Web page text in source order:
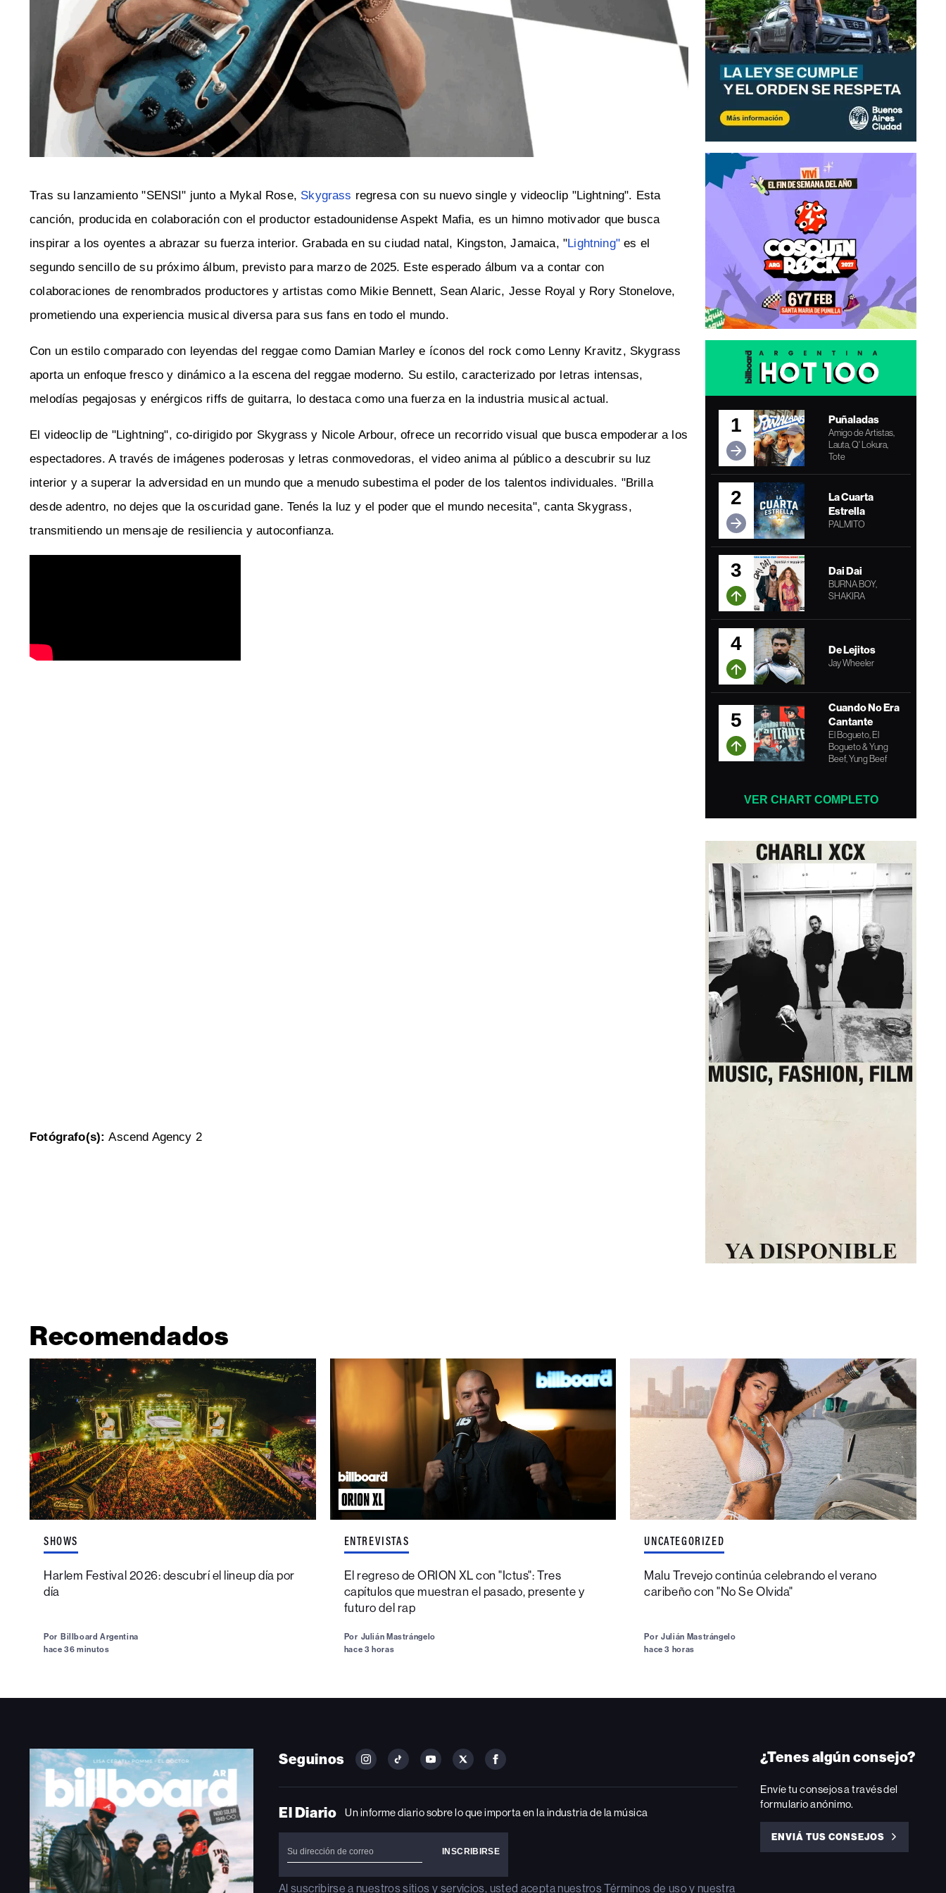
Tras su lanzamiento "SENSI" junto a Mykal Rose, Skygrass regresa con su nuevo single y videoclip "Lightning". Esta
canción, producida en colaboración con el productor estadounidense Aspekt Mafia, es un himno motivador que busca
inspirar a los oyentes a abrazar su fuerza interior. Grabada en su ciudad natal, Kingston, Jamaica, "Lightning"es el
segundo sencillo de su próximo álbum, previsto para marzo de 2025. Este esperado álbum va a contar con
colaboraciones de renombrados productores y artistas como Mikie Bennett, Sean Alaric, Jesse Royal y Rory Stonelove,
prometiendo una experiencia musical diversa para sus fans en todo el mundo.
Con un estilo comparado con leyendas del reggae como Damian Marley e íconos del rock como Lenny Kravitz, Skygrass
aporta un enfoque fresco y dinámico a la escena del reggae moderno. Su estilo, caracterizado por letras intensas,
melodías pegajosas y enérgicos riffs de guitarra, lo destaca como una fuerza en la industria musical actual.
El videoclip de "Lightning", co-dirigido por Skygrass y Nicole Arbour, ofrece un recorrido visual que busca empoderar a los
espectadores. A través de imágenes poderosas y letras conmovedoras, el video anima al público a descubrir su luz
interior y a superar la adversidad en un mundo que a menudo subestima el poder de los talentos individuales. "Brilla
desde adentro, no dejes que la oscuridad gane. Tenés la luz y el poder que el mundo necesita", canta Skygrass,
transmitiendo un mensaje de resiliencia y autoconfianza.
Fotógrafo(s):Ascend Agency 2
1 Puñaladas
Amigo de Artistas,
Lauta, Q' Lokura,
Tote
2
La Cuarta
Estrella
PALMITO
3 Dai Dai
BURNA BOY,
SHAKIRA
4 De Lejitos
Jay Wheeler
5
Cuando No Era
Cantante
El Bogueto, El
Bogueto & Yung
Beef, Yung Beef
VER CHART COMPLETO
Recomendados
SHOWS
Harlem Festival 2026: descubrí el lineup día por
día
Por Billboard Argentina
hace 36 minutos
ENTREVISTAS
El regreso de ORION XL con "Ictus": Tres
capítulos que muestran el pasado, presente y
futuro del rap
Por Julián Mastrángelo
hace 3 horas
UNCATEGORIZED
Malu Trevejo continúa celebrando el verano
caribeño con "No Se Olvida"
Por Julián Mastrángelo
hace 3 horas
Seguinos
FOLLOW
ON
FOLLOW
ON
FOLLOW
ON
FOLLOW
ON
FOLLOW
ON
El Diario Un informe diario sobre lo que importa en la industria de la música
Al suscribirse a nuestros sitios y servicios, usted acepta nuestrosTérminos de usoy nuestra
¿Tenes algún consejo?
Envíe tu consejos a través del
formulario anónimo.
ENVIÁ TUS CONSEJOS
ENVIÁ